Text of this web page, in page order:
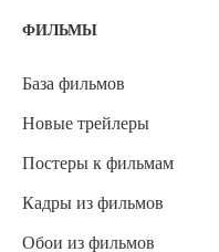
ФИЛЬМЫ
База фильмов
Новые трейлеры
Постеры к фильмам
Кадры из фильмов
Обои из фильмов